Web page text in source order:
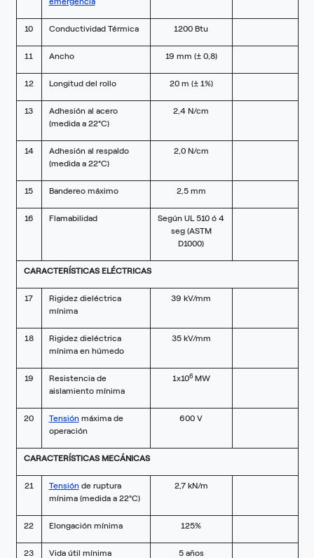
10 Conductividad Térmica 1200 Btu
11 Ancho 19 mm (± 0,8)
12 Longitud del rollo 20 m (± 1%)
13
Adhesión al acero
(medida a 22°C)
2,4 N/cm
14
Adhesión al respaldo
(medida a 22°C)
2,0 N/cm
15 Bandereo máximo 2,5 mm
16 Flamabilidad
Según UL 510 ó 4
seg (ASTM
D1000)
CARACTERÍSTICAS ELÉCTRICAS
17
Rigidez dieléctrica
mínima
39 kV/mm
18
Rigidez dieléctrica
mínima en húmedo
35 kV/mm
19
Resistencia de
aislamiento mínima
1x106MW
20 Tensiónmáxima de
operación
600 V
CARACTERÍSTICAS MECÁNICAS
21 Tensiónde ruptura
mínima (medida a 22°C)
2,7 kN/m
22 Elongación mínima 125%
23 Vida útil mínima 5 años